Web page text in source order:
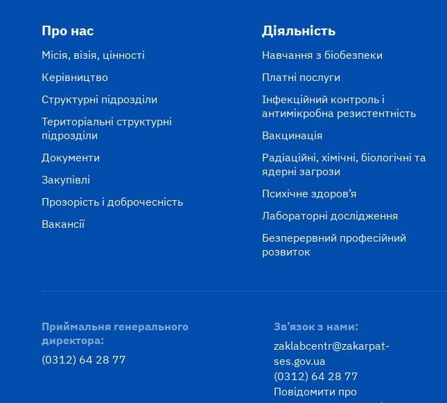
Про нас
Місія, візія, цінності
Керівництво
Структурні підрозділи
Територіальні структурні
підрозділи
Документи
Закупівлі
Прозорість і доброчесність
Вакансії
Діяльність
Навчання з біобезпеки
Платні послуги
Інфекційний контроль і
антимікробна резистентність
Вакцинація
Радіаційні, хімічні, біологічні та
ядерні загрози
Психічне здоров’я
Лабораторні дослідження
Безперервний професійний
розвиток
Приймальня генерального
директора:
(0312) 64 28 77
Зв’язок з нами:
zaklabcentr@zakarpat-
ses.gov.ua
(0312) 64 28 77
Повідомити про